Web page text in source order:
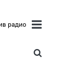
радио